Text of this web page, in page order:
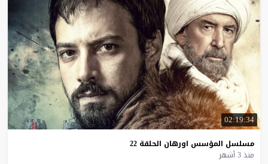
02:19:34
مسلسل المؤسس اورهان الحلقة 22
منذ 3 أشهر